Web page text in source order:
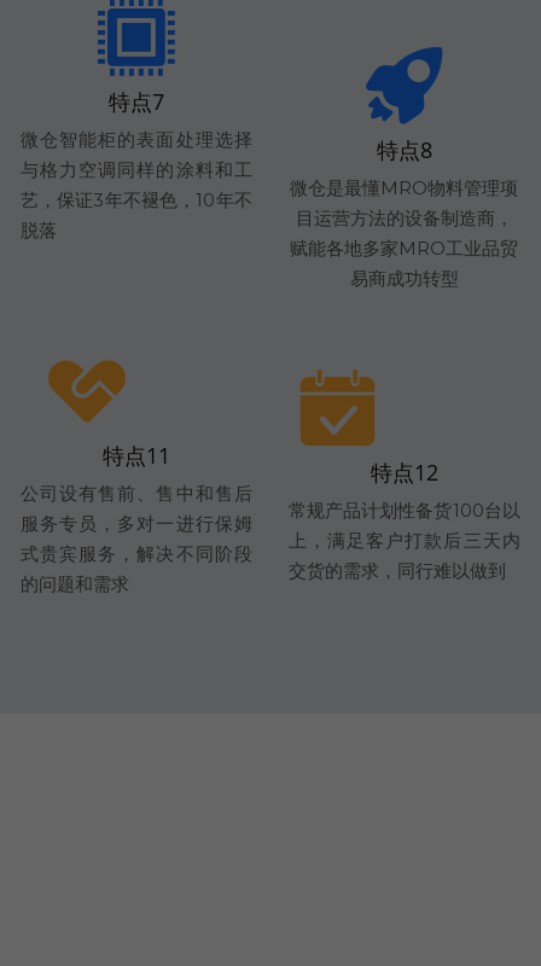
特点7
微仓智能柜的表面处理选择
与格力空调同样的涂料和工
艺，保证3年不褪色，10年不
脱落
特点11
公司设有售前、售中和售后
服务专员，多对一进行保姆
式贵宾服务，解决不同阶段
的问题和需求
特点8
微仓是最懂MRO物料管理项
目运营方法的设备制造商，
赋能各地多家MRO工业品贸
易商成功转型
特点12
常规产品计划性备货100台以
上，满足客户打款后三天内
交货的需求，同行难以做到